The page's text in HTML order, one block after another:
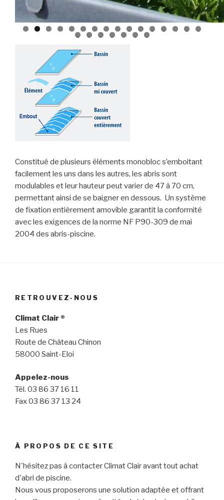
0 1 2 3 4 5 6
7 8 9 0 1 2 3
Constitué de plusieurs éléments monobloc s’emboitant
facilement les uns dans les autres, les abris sont
modulables et leur hauteur peut varier de 47 à 70 cm,
permettant ainsi de se baigner en dessous. Un système
de fixation entièrement amovible garantit la conformité
avec les exigences de la norme NF P90-309 de mai
2004 des abris-piscine.
RETROUVEZ-NOUS
Climat Clair ®
Les Rues
Route de Château Chinon
58000 Saint-Eloi
Appelez-nous
Tél. 03 86 37 16 11
Fax 03 86 37 13 24
À PROPOS DE CE SITE
N'hésitez pas à contacter Climat Clair avant tout achat
d'abri de piscine.
Nous vous proposerons une solution adaptée et offrant